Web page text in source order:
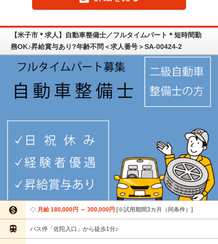
【米子市＊求人】自動車整備士／フルタイムパート＊短時間勤
務OK♪昇給賞与あり?年齢不問＜求人番号＞SA-00424-2
 月給 180,000円 ～ 300,000円 ※試用期間3カ月（同条件）
 バス停「佐陀入口」から徒歩1分♪